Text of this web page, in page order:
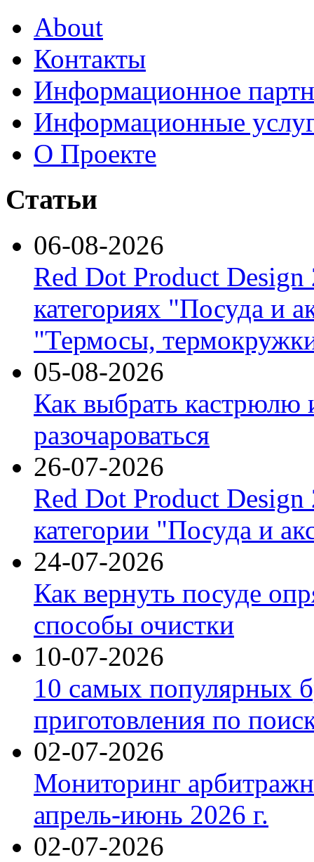
About
Контакты
Информационное
Информационные
О Проекте
Статьи
06-08-2026
Red Dot Product Design
категориях "Посуда и
"Термосы,
05-08-2026
Как выбрать кастрюлю
разочароваться
26-07-2026
Red Dot Product Design
категории "Посуда и
24-07-2026
Как вернуть посуде
способы очистки
10-07-2026
10 самых популярных
приготовления по
02-07-2026
Мониторинг
апрель-июнь 2026 г.
02-07-2026